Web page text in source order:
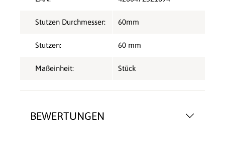
BEWERTUNGEN
Stutzen Durchmesser: 60mm
Stutzen: 60 mm
Maßeinheit: Stück